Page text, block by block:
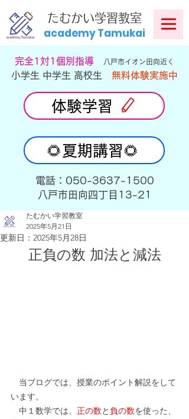
​たむかい学習教室
academy Tamukai
​完全1対1個別指導 八戸市イオン田向近く
小学生 中学生 高校生 無料体験実施中
体験学習
🌻夏期講習🌻
​電話：050-3637-1500
​八戸市田向四丁目13-21
たむかい学習教室
2025年5月21日
更新日： 2025年5月28日
正負の数 加法と減法
当ブログでは、授業のポイント解説をして
います。
中１数学では、 正の数と 負の数を使った、